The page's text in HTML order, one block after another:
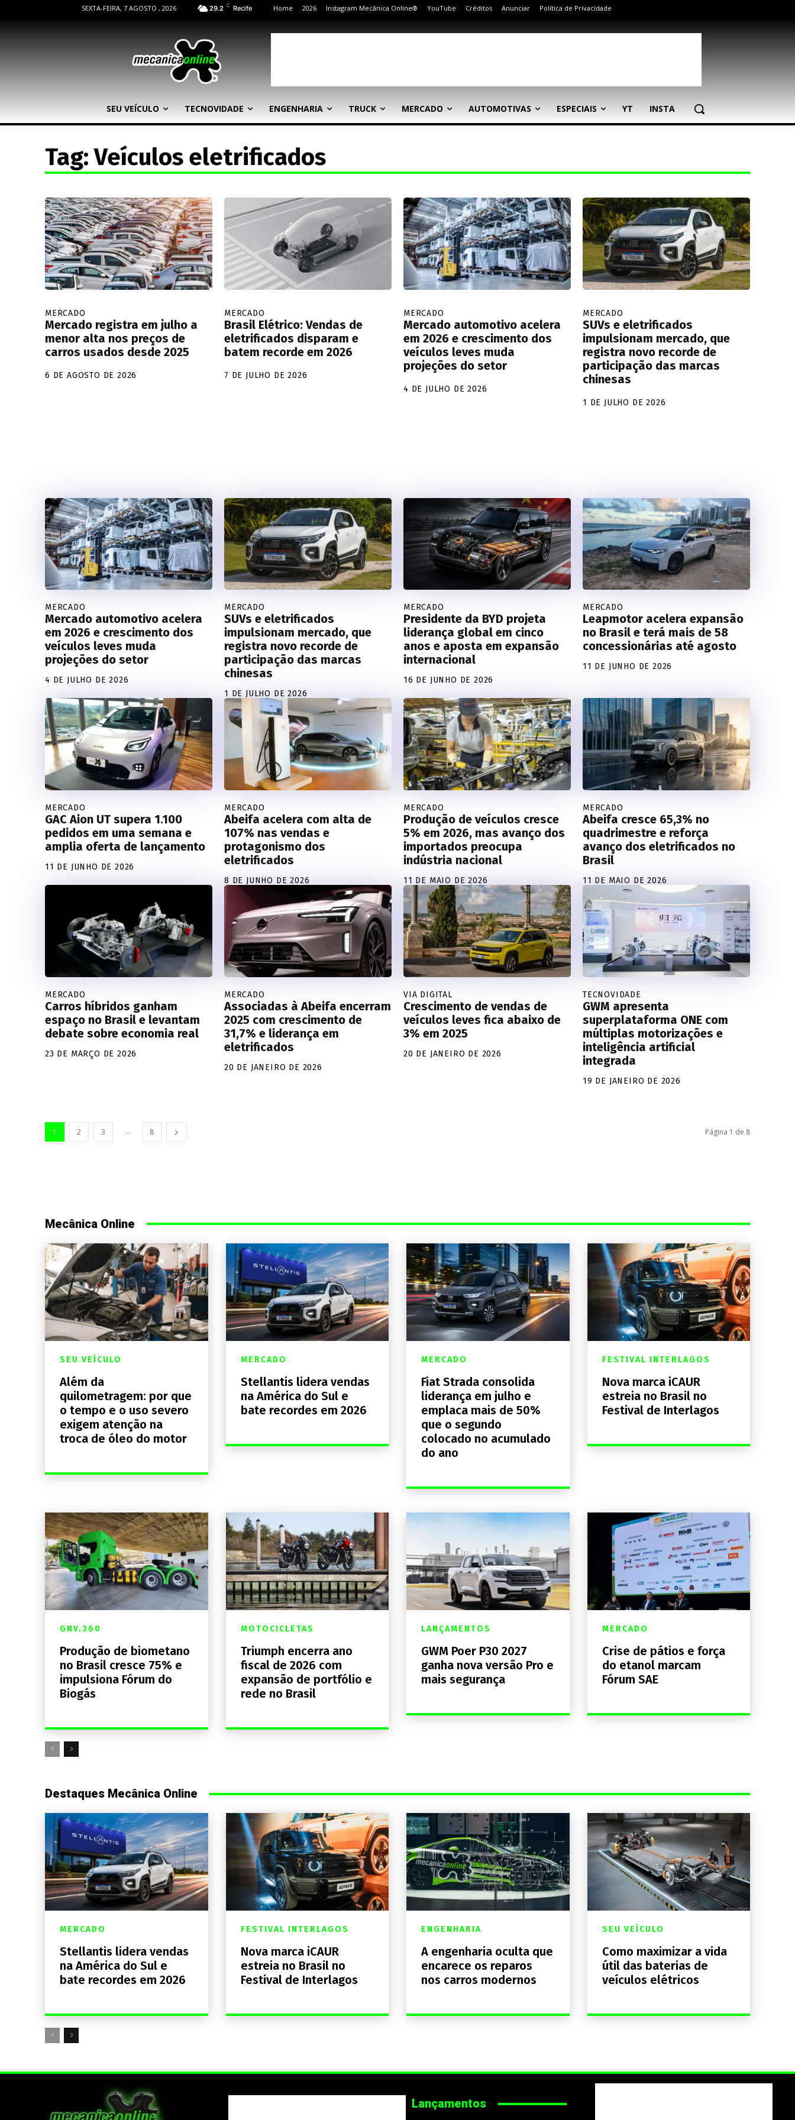
SEXTA-FEIRA, 7 AGOSTO , 2026 29.2 C Recife Home 2026 Instagram Mecânica Online® YouTube Créditos Anunciar Política de Privacidade
SEU VEÍCULO TECNOVIDADE ENGENHARIA TRUCK MERCADO AUTOMOTIVAS ESPECIAIS YT INSTA
Tag:Veículos eletrificados
MERCADO
Mercado registra em julho a
menor alta nos preços de
carros usados desde 2025
6 DE AGOSTO DE 2026
MERCADO
Brasil Elétrico: Vendas de
eletrificados disparam e
batem recorde em 2026
7 DE JULHO DE 2026
MERCADO
Mercado automotivo acelera
em 2026 e crescimento dos
veículos leves muda
projeções do setor
4 DE JULHO DE 2026
MERCADO
SUVs e eletrificados
impulsionam mercado, que
registra novo recorde de
participação das marcas
chinesas
1 DE JULHO DE 2026
MERCADO
Mercado automotivo acelera
em 2026 e crescimento dos
veículos leves muda
projeções do setor
4 DE JULHO DE 2026
MERCADO
SUVs e eletrificados
impulsionam mercado, que
registra novo recorde de
participação das marcas
chinesas
1 DE JULHO DE 2026
MERCADO
Presidente da BYD projeta
liderança global em cinco
anos e aposta em expansão
internacional
16 DE JUNHO DE 2026
MERCADO
Leapmotor acelera expansão
no Brasil e terá mais de 58
concessionárias até agosto
11 DE JUNHO DE 2026
MERCADO
GAC Aion UT supera 1.100
pedidos em uma semana e
amplia oferta de lançamento
11 DE JUNHO DE 2026
MERCADO
Abeifa acelera com alta de
107% nas vendas e
protagonismo dos
eletrificados
8 DE JUNHO DE 2026
MERCADO
Produção de veículos cresce
5% em 2026, mas avanço dos
importados preocupa
indústria nacional
11 DE MAIO DE 2026
MERCADO
Abeifa cresce 65,3% no
quadrimestre e reforça
avanço dos eletrificados no
Brasil
11 DE MAIO DE 2026
MERCADO
Carros híbridos ganham
espaço no Brasil e levantam
debate sobre economia real
23 DE MARÇO DE 2026
MERCADO
Associadas à Abeifa encerram
2025 com crescimento de
31,7% e liderança em
eletrificados
20 DE JANEIRO DE 2026
VIA DIGITAL
Crescimento de vendas de
veículos leves fica abaixo de
3% em 2025
20 DE JANEIRO DE 2026
TECNOVIDADE
GWM apresenta
superplataforma ONE com
múltiplas motorizações e
inteligência artificial
integrada
19 DE JANEIRO DE 2026
1 2 3 ... 8 Página 1 de 8
Mecânica Online
SEU VEÍCULO
Além da
quilometragem: por que
o tempo e o uso severo
exigem atenção na
troca de óleo do motor
MERCADO
Stellantis lidera vendas
na América do Sul e
bate recordes em 2026
MERCADO
Fiat Strada consolida
liderança em julho e
emplaca mais de 50%
que o segundo
colocado no acumulado
do ano
FESTIVAL INTERLAGOS
Nova marca iCAUR
estreia no Brasil no
Festival de Interlagos
GNV.360
Produção de biometano
no Brasil cresce 75% e
impulsiona Fórum do
Biogás
MOTOCICLETAS
Triumph encerra ano
fiscal de 2026 com
expansão de portfólio e
rede no Brasil
LANÇAMENTOS
GWM Poer P30 2027
ganha nova versão Pro e
mais segurança
MERCADO
Crise de pátios e força
do etanol marcam
Fórum SAE
Destaques Mecânica Online
MERCADO
Stellantis lidera vendas
na América do Sul e
bate recordes em 2026
FESTIVAL INTERLAGOS
Nova marca iCAUR
estreia no Brasil no
Festival de Interlagos
ENGENHARIA
A engenharia oculta que
encarece os reparos
nos carros modernos
SEU VEÍCULO
Como maximizar a vida
útil das baterias de
veículos elétricos
Lançamentos